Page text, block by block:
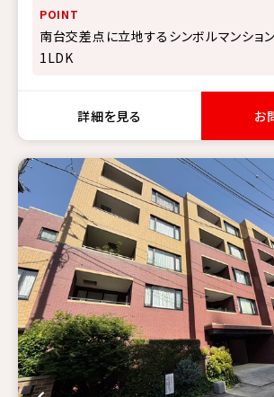
POINT
南台交差点に立地するシンボルマンショ
1LDK
詳細を見る お